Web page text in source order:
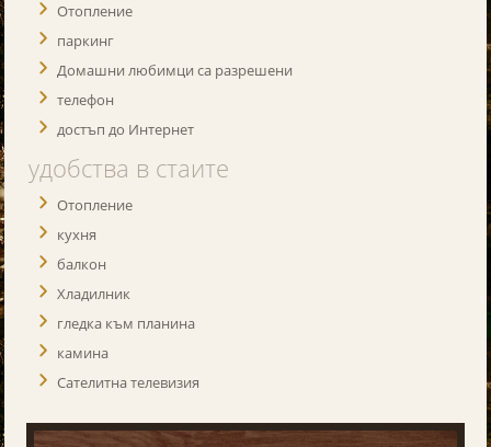
Отопление
паркинг
Домашни любимци са разрешени
телефон
достъп до Интернет
удобства в стаите
Отопление
кухня
балкон
Хладилник
гледка към планина
камина
Сателитна телевизия